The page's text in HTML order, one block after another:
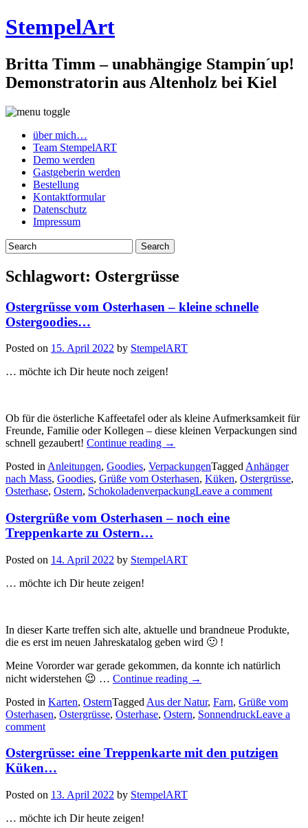
StempelArt
Britta Timm – unabhängige Stampin´up!
Demonstratorin aus Altenholz bei Kiel
über mich…
Team StempelART
Demo werden
Gastgeberin werden
Bestellung
Kontaktformular
Datenschutz
Impressum
Schlagwort: Ostergrüsse
Ostergrüsse vom Osterhasen – kleine schnelle
Ostergoodies…
Posted on 15. April 2022 by StempelART
… möchte ich Dir heute noch zeigen!
Ob für die österliche Kaffeetafel oder als kleine Aufmerksamkeit für
Freunde, Familie oder Kollegen – diese kleinen Verpackungen sind
schnell gezaubert! Continue reading „Ostergrüsse
Osterhasen
–
kleine
Ostergoodies…“
→
Posted in Anleitungen, Goodies, VerpackungenTagged Anhänger
nach Mass, Goodies, Grüße vom Osterhasen, Küken, Ostergrüsse,
Osterhase, Ostern, SchokoladenverpackungLeave a comment
Ostergrüße vom Osterhasen – noch eine
Treppenkarte zu Ostern…
Posted on 14. April 2022 by StempelART
… möchte ich Dir heute zeigen!
In dieser Karte treffen sich alte, aktuelle und brandneue Produkte,
die es erst im neuen Jahreskatalog geben wird 🙂 !
Meine Vororder war gerade gekommen, da konnte ich natürlich
nicht widerstehen 😉 … Continue reading
„Ostergrüße
Osterhasen
–
Treppenkarte
→
Posted in Karten, OsternTagged Aus der Natur, Farn, Grüße vom
Osterhasen, Ostergrüsse, Osterhase, Ostern, SonnendruckLeave a
comment
Ostergrüsse: eine Treppenkarte mit den putzigen
Küken…
Posted on 13. April 2022 by StempelART
… möchte ich Dir heute zeigen!